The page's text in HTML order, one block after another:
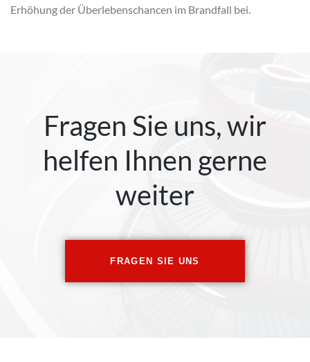
Erhöhung der Überlebenschancen im Brandfall bei.
Fragen Sie uns, wir
helfen Ihnen gerne
weiter
FRAGEN SIE UNS